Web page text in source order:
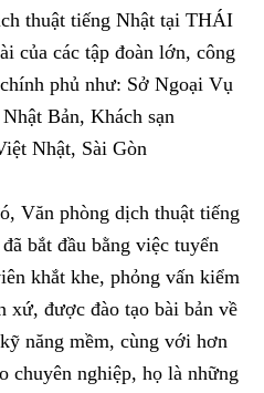
thuật tiếng Nhật tại THÁI
của các tập đoàn lớn, công
phủ như: Sở Ngoại Vụ
Bản, Khách sạn
Nhật, Sài Gòn
Văn phòng dịch thuật tiếng
bắt đầu bằng việc tuyển
khắt khe, phỏng vấn kiểm
xứ, được đào tạo bài bản về
năng mềm, cùng với hơn
chuyên nghiệp, họ là những